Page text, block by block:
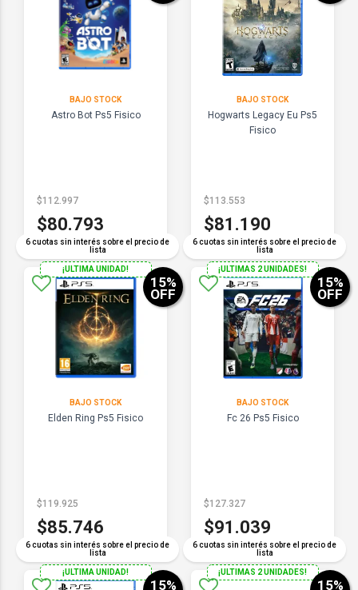
BAJO STOCK
Astro Bot Ps5 Fisico
6 cuotas sin interés sobre el precio de
lista
$112.997
$80.793
BAJO STOCK
Hogwarts Legacy Eu Ps5
Fisico
6 cuotas sin interés sobre el precio de
lista
$113.553
$81.190
¡ULTIMA UNIDAD!
BAJO STOCK
Elden Ring Ps5 Fisico
6 cuotas sin interés sobre el precio de
lista
15%
OFF
$119.925
$85.746
¡ULTIMAS 2 UNIDADES!
BAJO STOCK
Fc 26 Ps5 Fisico
6 cuotas sin interés sobre el precio de
lista
15%
OFF
$127.327
$91.039
¡ULTIMA UNIDAD!
15%
¡ULTIMAS 2 UNIDADES!
15%